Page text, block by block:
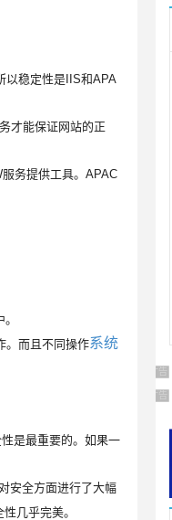
稳定性是IIS和APA
才能保证网站的正
务提供工具。APAC
。
。而且不同操作系统
是最重要的。如果一
安全方面进行了大幅
几乎完美。
广
广